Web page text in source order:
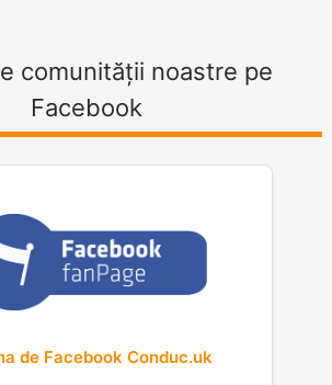
comunității noastre pe
Facebook
de Facebook Conduc.uk